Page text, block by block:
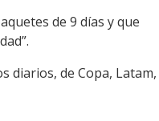
de 9 días y que
diarios, de Copa, Latam,